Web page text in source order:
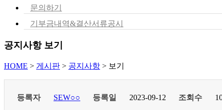
문의하기
기부금내역&결산서류공시
공지사항 보기
HOME > 게시판 > 공지사항 > 보기
등록자 SEW○○ 등록일 2023-09-12 조회수